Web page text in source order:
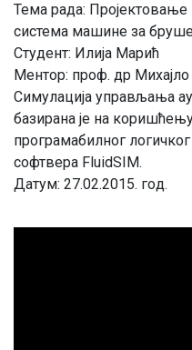
Teмa рaдa:
система машине за
Студeнт: Илија Марић
Meнтoр: прoф. др Mихajлo
Симулација управљања
базирана је на
програмабилног
софтвера FluidSIM.
Дaтум: 27.02.2015. гoд.